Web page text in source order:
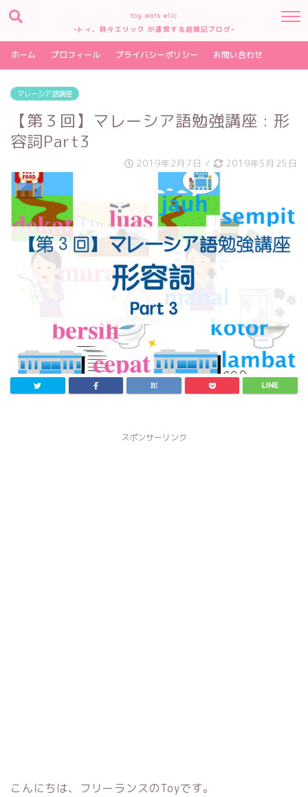
toy eats elic
~トィ、時々エリック が運営する超雑記ブログ~
ホーム プロフィール プライバシーポリシー お問い合わせ
マレーシア語講座
【第３回】マレーシア語勉強講座 : 形
容詞Part3
2019年2月7日 / 2019年5月25日
スポンサーリンク
こんにちは、フリーランスのToyです。